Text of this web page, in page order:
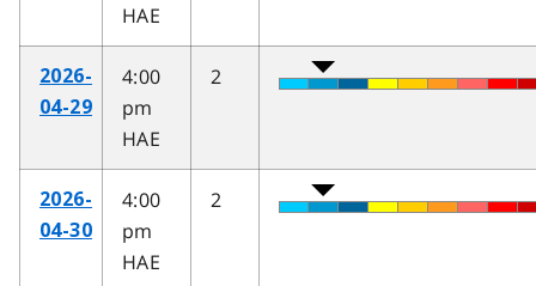
HAE
2026-
04-29
4:00
pm
HAE
2
2026-
04-30
4:00
pm
HAE
2